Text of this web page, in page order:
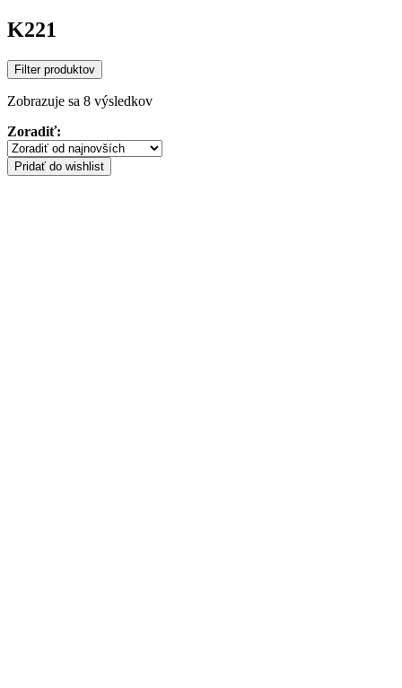
K221
Filter produktov
Zobrazuje sa 8 výsledkovSorted
Zoradiť:
Pridať do wishlist